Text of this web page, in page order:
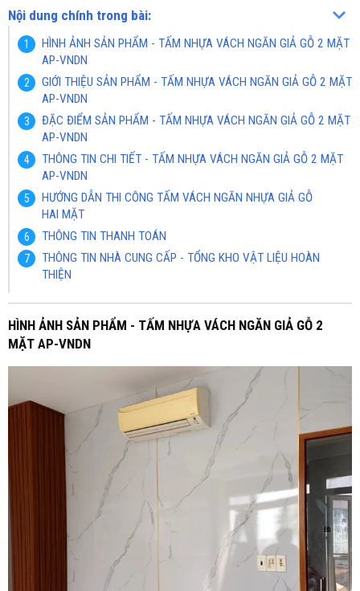
Nội dung chính trong bài:
HÌNH ẢNH SẢN PHẨM - TẤM NHỰA VÁCH NGĂN GIẢ GỖ 2 MẶT
AP-VNDN
GIỚI THIỆU SẢN PHẨM - TẤM NHỰA VÁCH NGĂN GIẢ GỖ 2 MẶT
AP-VNDN
ĐẶC ĐIỂM SẢN PHẨM - TẤM NHỰA VÁCH NGĂN GIẢ GỖ 2 MẶT
AP-VNDN
THÔNG TIN CHI TIẾT - TẤM NHỰA VÁCH NGĂN GIẢ GỖ 2 MẶT
AP-VNDN
HƯỚNG DẪN THI CÔNG TẤM VÁCH NGĂN NHỰA GIẢ GỖ
HAI MẶT
THÔNG TIN THANH TOÁN
THÔNG TIN NHÀ CUNG CẤP - TỔNG KHO VẬT LIỆU HOÀN
THIỆN
HÌNH ẢNH SẢN PHẨM - TẤM NHỰA VÁCH NGĂN GIẢ GỖ 2
MẶT AP-VNDN